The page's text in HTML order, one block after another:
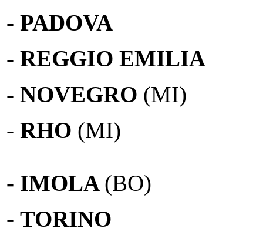
- PADOVA
- REGGIO EMILIA
- NOVEGRO (MI)
- RHO (MI)
- IMOLA (BO)
- TORINO